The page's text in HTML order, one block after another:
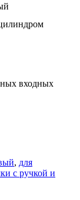
входных
, для
с ручкой и